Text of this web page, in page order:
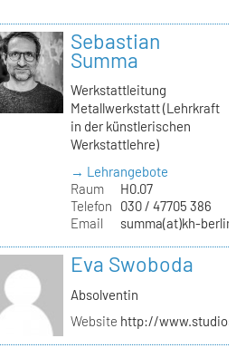
Sebastian
Summa
Werkstattleitung
Metallwerkstatt (Lehrkraft
in der künstlerischen
Werkstattlehre)
→ Lehrangebote
Raum
H0.07
Telefon
030 / 47705 386
Email
summa(at)kh-
Eva Swoboda
Absolventin
Website http://